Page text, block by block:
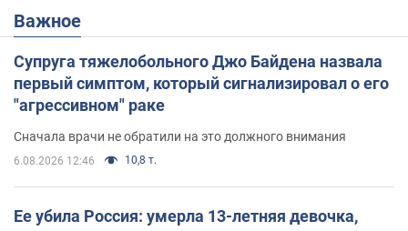
Важное
Супруга тяжелобольного Джо Байдена назвала
первый симптом, который сигнализировал о его
"агрессивном" раке
Сначала врачи не обратили на это должного внимания
6.08.2026 12:46 10,8 т.
Ее убила Россия: умерла 13-летняя девочка,